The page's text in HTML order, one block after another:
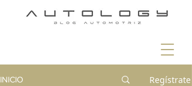
INICIO Regístrate